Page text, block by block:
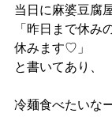
当日に麻婆豆腐
「昨日まで休み
休みます♡」
と書いてあり、
冷麺食べたいな